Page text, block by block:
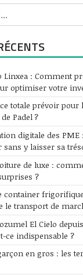
Linxea : Comment
optimiser votre
totale prévoir pour
Padel ?
digitale des PME
y laisser sa
de luxe :
?
container
le transport de
El Cielo
ce indispensable ?
en gros : les